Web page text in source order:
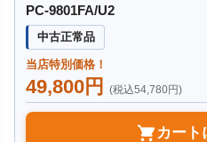
PC-9801FA/U2
中古正常品
当店特別価格！
49,800円 (税込54,780円)
カート